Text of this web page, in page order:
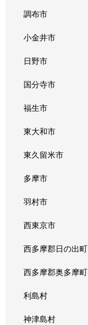
調布市
小金井市
日野市
国分寺市
福生市
東大和市
東久留米市
多摩市
羽村市
西東京市
西多摩郡日の出町
西多摩郡奥多摩町
利島村
神津島村